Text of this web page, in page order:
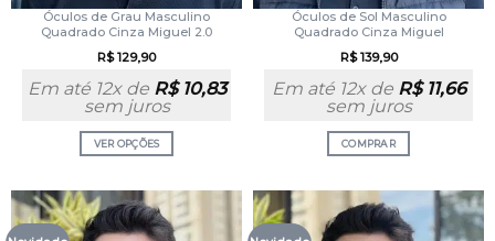
Óculos de Grau Masculino
Quadrado Cinza Miguel 2.0
R$129,90
Em até 12x de R$10,83
sem juros
VER OPÇÕES
Óculos de Sol Masculino
Quadrado Cinza Miguel
R$139,90
Em até 12x de R$11,66
sem juros
COMPRAR